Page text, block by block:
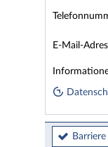
E-Mail-
Homepage